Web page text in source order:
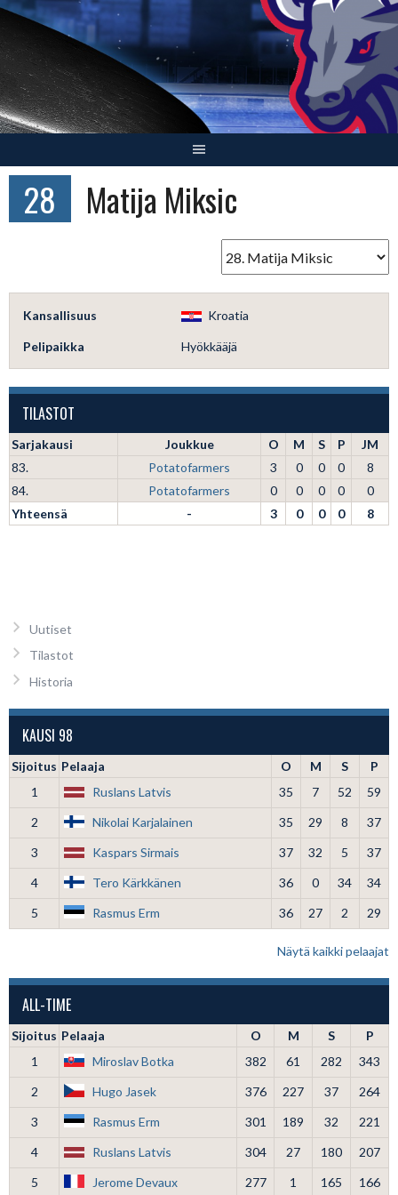
Skip
content
28 Matija Miksic
Kansallisuus Kroatia
Pelipaikka Hyökkääjä
TILASTOT
Sarjakausi Joukkue O M S P
JM
83.
Potatofarmers 3 0 0 0
8
84.
Potatofarmers 0 0 0 0
0
Yhteensä
- 3 0 0 0 8
Uutiset
Tilastot
Historia
KAUSI 98
Sijoitus Pelaaja O M S
P
1
Ruslans Latvis 35 7 52
59
2
Nikolai Karjalainen 35 29 8
37
3
Kaspars Sirmais 37 32 5
37
4
Tero Kärkkänen 36 0 34
34
5
Rasmus Erm 36 27 2 29
Näytä kaikki pelaajat
ALL-TIME
Sijoitus Pelaaja O M S
P
1
Miroslav Botka 382 61 282
343
2
Hugo Jasek 376 227 37
264
3
Rasmus Erm 301 189 32
221
4
Ruslans Latvis 304 27 180
207
5
Jerome Devaux 277 1 165 166